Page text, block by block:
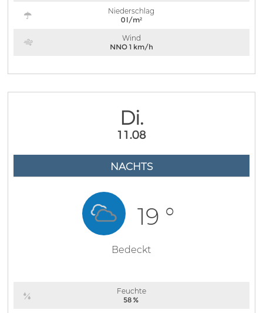
Niederschlag
0 l/m²
Wind
NNO 1 km/h
Di.
11.08
NACHTS
19 °
Bedeckt
Feuchte
58 %